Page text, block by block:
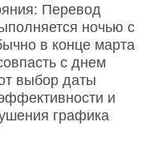
Перевод
ночью с
в конце марта
с днем
выбор даты
и
графика